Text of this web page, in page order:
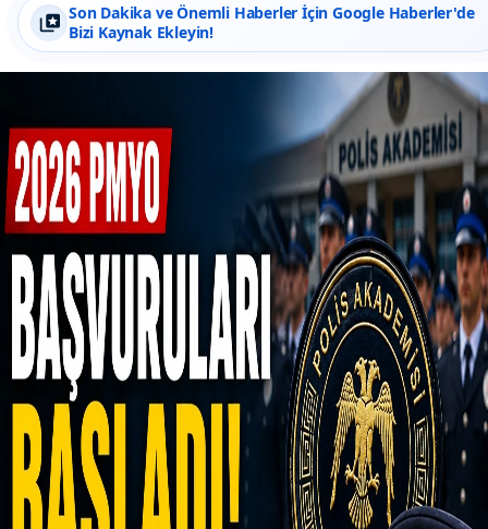
Son Dakika ve Önemli Haberler İçin Google Haberler'de
Bizi Kaynak Ekleyin!